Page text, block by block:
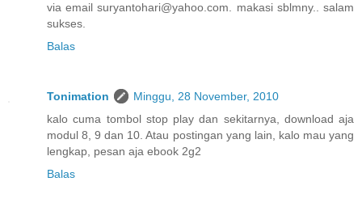
via email suryantohari@yahoo.com. makasi sblmny.. salam
sukses.
Balas
Tonimation
Minggu, 28 November, 2010
kalo cuma tombol stop play dan sekitarnya, download aja
modul 8, 9 dan 10. Atau postingan yang lain, kalo mau yang
lengkap, pesan aja ebook 2g2
Balas